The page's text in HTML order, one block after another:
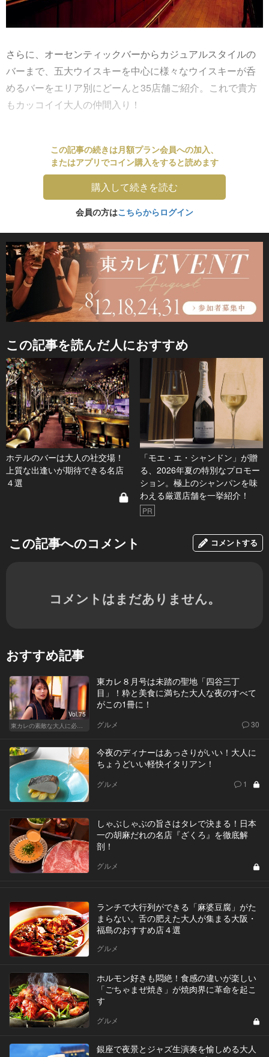
さらに、オーセンティックバーからカジュアルスタイルの
バーまで、五大ウイスキーを中心に様々なウイスキーが呑
めるバーをエリア別にどーんと35店舗ご紹介。これで貴方
もカッコイイ大人の仲間入り！
この記事の続きは月額プラン会員への加入、
またはアプリでコイン購入をすると読めます
購入して続きを読む
会員の方はこちらからログイン
この記事を読んだ人におすすめ
ホテルのバーは大人の社交場！
上質な出逢いが期待できる名店
４選
「モエ・エ・シャンドン」が贈
る、2026年夏の特別なプロモー
ション。極上のシャンパンを味
わえる厳選店舗を一挙紹介！
PR
この記事へのコメント コメントする
コメントはまだありません。
おすすめ記事
Vol.75
東カレの素敵な大人に必要なこと
東カレ８月号は未踏の聖地「四谷三丁
目」！粋と美食に満ちた大人な夜のすべて
がこの1冊に！
グルメ 30
今夜のディナーはあっさりがいい！大人に
ちょうどいい軽快イタリアン！
グルメ 1
しゃぶしゃぶの旨さはタレで決まる！日本
一の胡麻だれの名店『ざくろ』を徹底解
剖！
グルメ
ランチで大行列ができる「麻婆豆腐」がた
まらない。舌の肥えた大人が集まる大阪・
福島のおすすめ店４選
グルメ
ホルモン好きも悶絶！食感の違いが楽しい
「ごちゃまぜ焼き」が焼肉界に革命を起こ
す
グルメ
銀座で夜景とジャズ生演奏を愉しめる大人